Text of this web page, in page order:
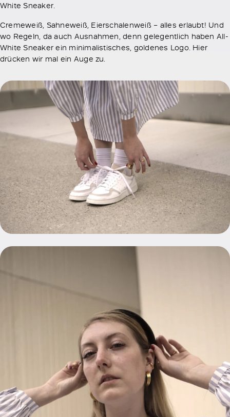
White Sneaker.
Cremeweiß, Sahneweiß, Eierschalenweiß – alles erlaubt! Und
wo Regeln, da auch Ausnahmen, denn gelegentlich haben All-
White Sneaker ein minimalistisches, goldenes Logo. Hier
drücken wir mal ein Auge zu.